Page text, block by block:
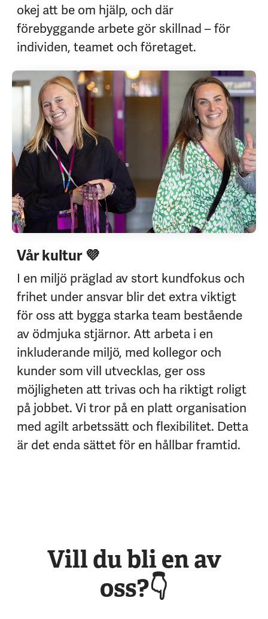
okej att be om hjälp, och där
förebyggande arbete gör skillnad – för
individen, teamet och företaget.
Vår kultur 💜
I en miljö präglad av stort kundfokus och
frihet under ansvar blir det extra viktigt
för oss att bygga starka team bestående
av ödmjuka stjärnor. Att arbeta i en
inkluderande miljö, med kollegor och
kunder som vill utvecklas, ger oss
möjligheten att trivas och ha riktigt roligt
på jobbet. Vi tror på en platt organisation
med agilt arbetssätt och flexibilitet. Detta
är det enda sättet för en hållbar framtid.
Vill du bli en av
oss?👇